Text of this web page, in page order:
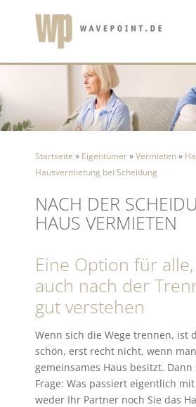
Startseite » Eigentümer»Vermieten»
Hausvermietung bei Scheidung
​NACH DER
HAUS VERMIETEN
Eine Option für
auch nach der
gut verstehen
Wenn sich die Wege trennen, ist
schön, erst recht nicht, wenn
gemeinsames Haus besitzt.
Frage: Was passiert eigentlich
weder Ihr Partner noch Sie das